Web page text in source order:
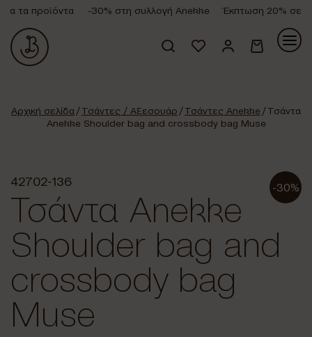
τα προϊόντα -30% στη συλλογή Anekke Έκπτωση 20% σε
Αρχική σελίδα/Τσάντες / Αξεσουάρ /Τσάντες Anekke / Τσάντα
Anekke Shoulder bag and crossbody bag Muse
-30%
42702-136
Τσάντα Anekke
Shoulder bag and
crossbody bag
Muse